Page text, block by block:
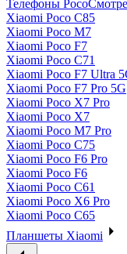
Телефоны Poco
Xiaomi Poco C85
Xiaomi Poco M7
Xiaomi Poco F7
Xiaomi Poco C71
Xiaomi Poco F7 Ultra
Xiaomi Poco F7 Pro 5G
Xiaomi Poco X7 Pro
Xiaomi Poco X7
Xiaomi Poco M7 Pro
Xiaomi Poco C75
Xiaomi Poco F6 Pro
Xiaomi Poco F6
Xiaomi Poco C61
Xiaomi Poco X6 Pro
Xiaomi Poco C65
Планшеты Xiaomi